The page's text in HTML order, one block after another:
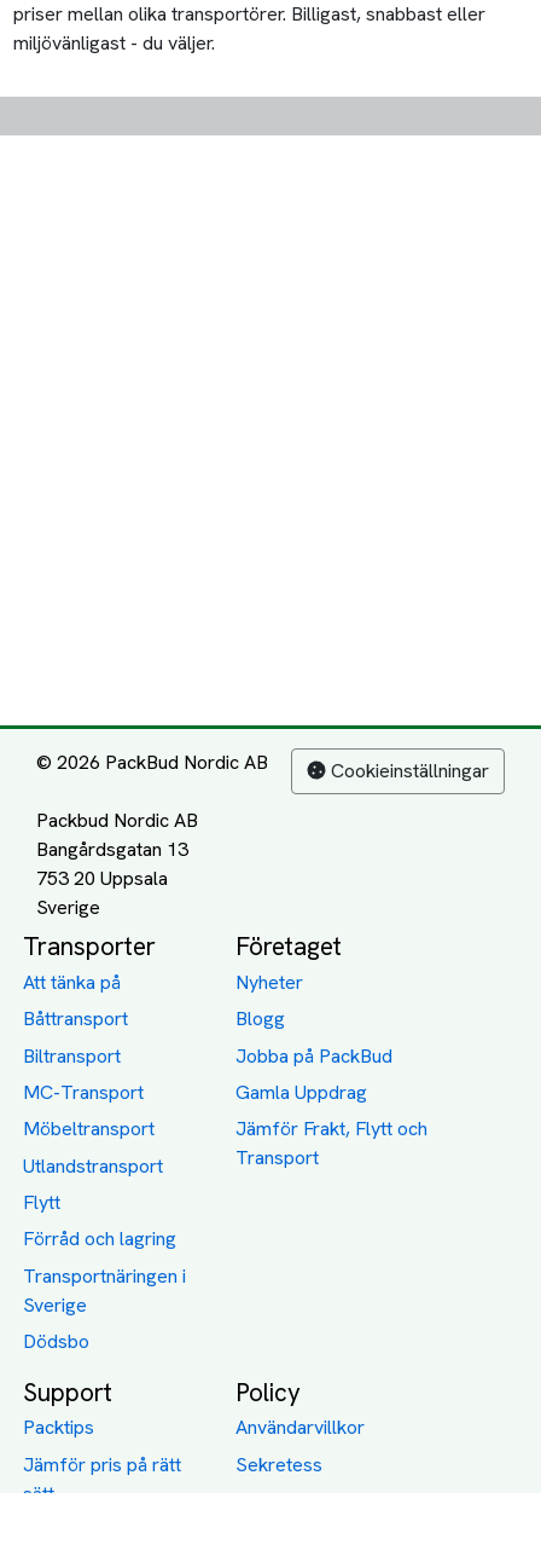
priser mellan olika transportörer. Billigast, snabbast eller
miljövänligast - du väljer.
© 2026 PackBud Nordic AB
Packbud Nordic AB
Bangårdsgatan 13
753 20 Uppsala
Cookieinställningar
Transporter
Att tänka på
Båttransport
Biltransport
MC-Transport
Möbeltransport
Utlandstransport
Flytt
Förråd och lagring
Transportnäringen i
Sverige
Dödsbo
Företaget
Nyheter
Blogg
Jobba på PackBud
Gamla Uppdrag
Jämför Frakt, Flytt och
Transport
Support
Packtips
Jämför pris på rätt
sätt
Policy
Användarvillkor
Sekretess